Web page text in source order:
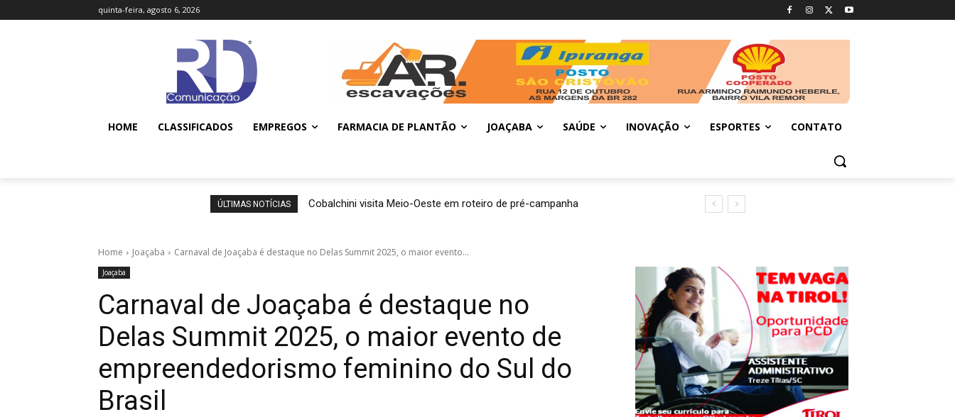
quinta-feira, agosto 6, 2026
HOME CLASSIFICADOS EMPREGOS FARMACIA DE PLANTÃO JOAÇABA SAÚDE INOVAÇÃO ESPORTES CONTATO
ÚLTIMAS NOTÍCIAS Cobalchini visita Meio-Oeste em roteiro de pré-campanha
Home Joaçaba Carnaval de Joaçaba é destaque no Delas Summit 2025, o maior evento...
Joaçaba
Carnaval de Joaçaba é destaque no
Delas Summit 2025, o maior evento de
empreendedorismo feminino do Sul do
Brasil